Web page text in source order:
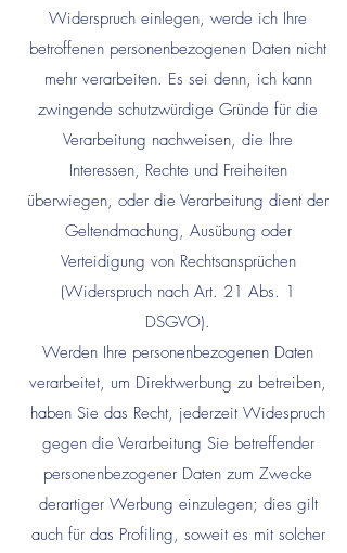
Widerspruch einlegen, werde ich Ihre
betroffenen personenbezogenen Daten nicht
mehr verarbeiten. Es sei denn, ich kann
zwingende schutzwürdige Gründe für die
Verarbeitung nachweisen, die Ihre
Interessen, Rechte und Freiheiten
überwiegen, oder die Verarbeitung dient der
Geltendmachung, Ausübung oder
Verteidigung von Rechtsansprüchen
(Widerspruch nach Art. 21 Abs. 1
DSGVO).
Werden Ihre personenbezogenen Daten
verarbeitet, um Direktwerbung zu betreiben,
haben Sie das Recht, jederzeit Widespruch
gegen die Verarbeitung Sie betreffender
personenbezogener Daten zum Zwecke
derartiger Werbung einzulegen; dies gilt
auch für das Profiling, soweit es mit solcher